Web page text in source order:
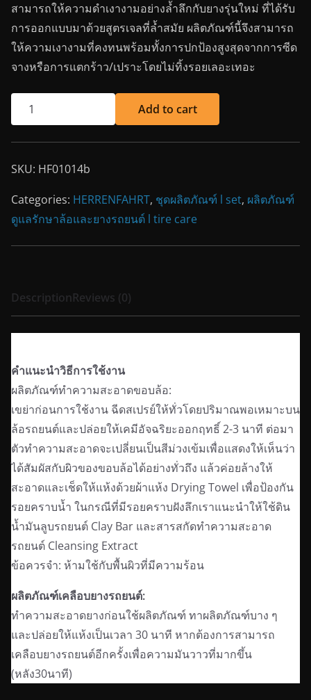
สามารถให้ความดำเงางามอย่างล้ำลึกกับยางรุ่นใหม่ ที่ได้รับ
การออกแบบมาด้วยสูตรเจลที่ล้ำสมัย ผลิตภัณฑ์นี้จึงสามารถ
ให้ความเงางามที่คงทนพร้อมทั้งการปกป้องสูงสุดจากการซีด
จางหรือการแตกร้าว/เปราะโดยไม่ทิ้งรอยเลอะเทอะ
Add to cart
SKU: HF01014b
Categories: HERRENFAHRT, ชุดผลิตภัณฑ์ l set, ผลิตภัณฑ์
ดูแลรักษาล้อและยางรถยนต์ l tire care
DescriptionReviews (0)
คำแนะนำวิธีการใช้งาน
ผลิตภัณฑ์ทำความสะอาดขอบล้อ:
เขย่าก่อนการใช้งาน ฉีดสเปรย์ให้ทั่วโดยปริมาณพอเหมาะบน
ล้อรถยนต์และปล่อยให้เคมีอัจฉริยะออกฤทธิ์ 2-3 นาที ต่อมา
ตัวทำความสะอาดจะเปลี่ยนเป็นสีม่วงเข้มเพื่อแสดงให้เห็นว่า
ได้สัมผัสกับผิวของขอบล้อได้อย่างทั่วถึง แล้วค่อยล้างให้
สะอาดและเช็ดให้แห้งด้วยผ้าแห้ง Drying Towel เพื่อป้องกัน
รอยคราบน้ำ ในกรณีที่มีรอยคราบฝังลึกเราแนะนำให้ใช้ดิน
น้ำมันลูบรถยนต์ Clay Bar และสารสกัดทำความสะอาด
รถยนต์ Cleansing Extract
ข้อควรจำ: ห้ามใช้กับพื้นผิวที่มีความร้อน
ผลิตภัณฑ์เคลือบยางรถยนต์:
ทำความสะอาดยางก่อนใช้ผลิตภัณฑ์ ทาผลิตภัณฑ์บาง ๆ
และปล่อยให้แห้งเป็นเวลา 30 นาที หากต้องการสามารถ
เคลือบยางรถยนต์อีกครั้งเพื่อความมันวาวที่มากขึ้น
(หลัง30นาที)